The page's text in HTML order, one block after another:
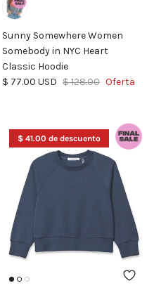
Sunny Somewhere Women
Somebody in NYC Heart
Classic Hoodie
Precio de venta
$ 77.00 USD Precio normal
$ 128.00 Oferta
$ 41.00 de descuento